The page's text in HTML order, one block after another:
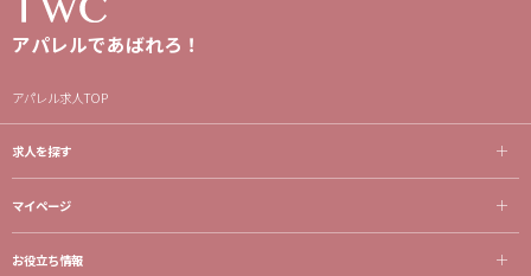
アパレルであばれろ！
アパレル求人TOP
求人を探す
マイページ
お役立ち情報